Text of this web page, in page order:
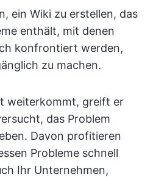
ein Wiki zu erstellen, das
enthält, mit denen
konfrontiert werden,
zu machen.
weiterkommt, greift er
das Problem
Davon profitieren
Probleme schnell
Ihr Unternehmen,